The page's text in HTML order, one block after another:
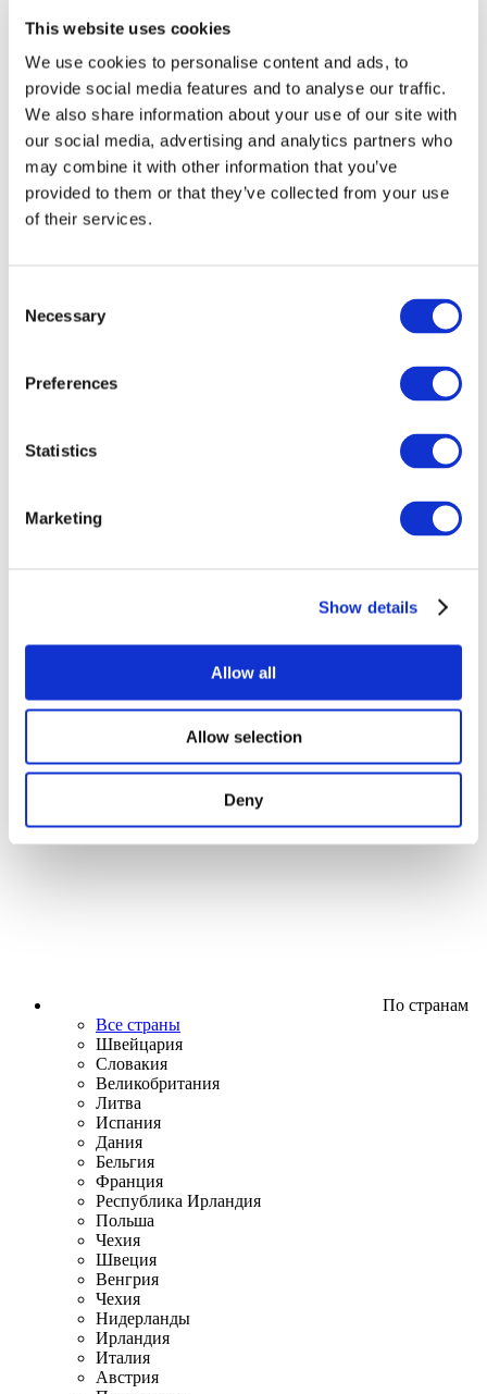
This website uses cookies
We use cookies to personalise content and ads, to
provide social media features and to analyse our traffic.
We also share information about your use of our site with
our social media, advertising and analytics partners who
may combine it with other information that you’ve
provided to them or that they’ve collected from your use
of their services.
Selection
Necessary
Preferences
Statistics
Marketing
Show details
Allow all
Allow selection
Deny
Концерты
Музыка
Блюз
Этническая музыка
По странам
Все страны
Швейцария
Словакия
Великобритания
Литва
Испания
Дания
Бельгия
Франция
Республика Ирландия
Польша
Чехия
Швеция
Венгрия
Чехия
Нидерланды
Ирландия
Италия
Австрия